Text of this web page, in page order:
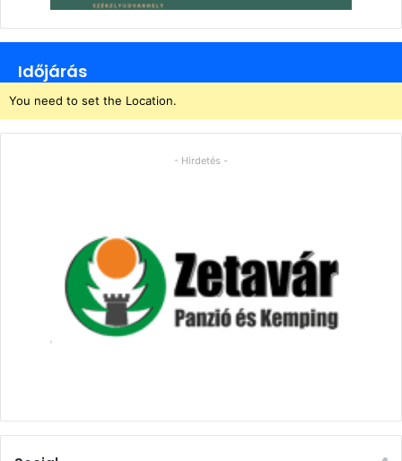
Időjárás
You need to set the Location.
- Hirdetés -